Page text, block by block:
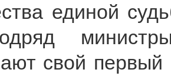
единой
свой первый